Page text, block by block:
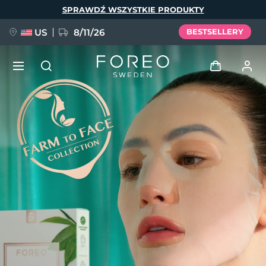
SPRAWDŹ WSZYSTKIE PRODUKTY
US 8/11/26 BESTSELLERY
Zaloguj
Profil użytkownika
Moje urządzenia
Moje zamówienia
Moje subskrypcje
NOWOŚĆ
FAQ™ Pure Beauty-Tech Elixir
BREAKING NEWS
issa™ Teeth Whitening Set
Język
English Deutsch
Español
Italiano
Português
Svenska
Русский
Türkçe
简体中文 繁體中文